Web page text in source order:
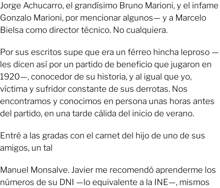
Jorge Achucarro, el grandísimo Bruno Marioni, y el infame
Gonzalo Marioni, por mencionar algunos— y a Marcelo
Bielsa como director técnico. No cualquiera.
Por sus escritos supe que era un férreo hincha leproso —
les dicen así por un partido de beneficio que jugaron en
1920—, conocedor de su historia, y al igual que yo,
víctima y sufridor constante de sus derrotas. Nos
encontramos y conocimos en persona unas horas antes
del partido, en una tarde cálida del inicio de verano.
Entré a las gradas con el carnet del hijo de uno de sus
amigos, un tal
Manuel Monsalve. Javier me recomendó aprenderme los
números de su DNI —lo equivalente a la INE—, mismos